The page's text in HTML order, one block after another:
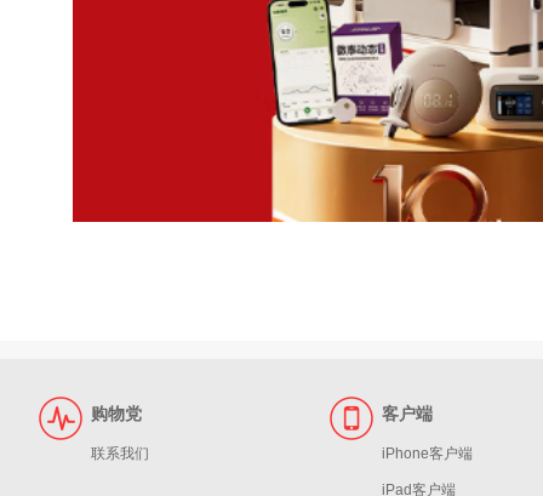
购物党
联系我们
客户端
iPhone客户端
iPad客户端